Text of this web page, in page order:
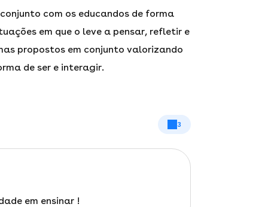
com os educandos de forma
em que o leve a pensar, refletir e
propostos em conjunto valorizando
de ser e interagir.
3
em ensinar !